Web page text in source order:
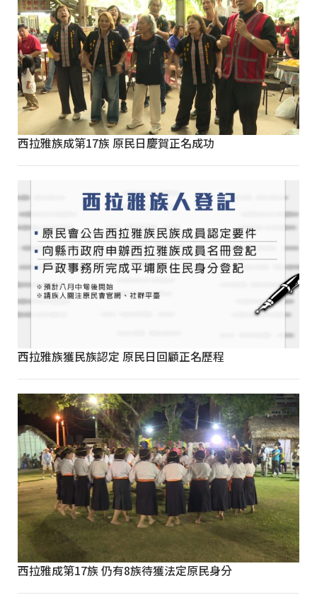
西拉雅族成第17族 原民日慶賀正名成功
西拉雅族獲民族認定 原民日回顧正名歷程
西拉雅成第17族 仍有8族待獲法定原民身分